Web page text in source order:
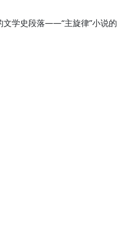
文学史段落——“主旋律”小说的